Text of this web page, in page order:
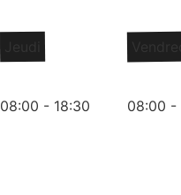
08:00 - 18:30 08:00 -